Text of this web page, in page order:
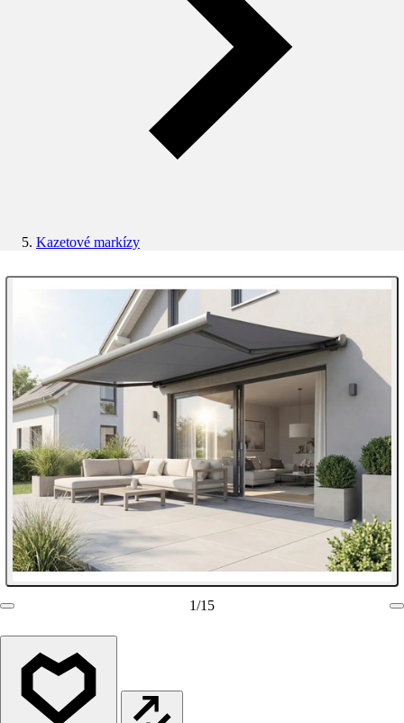
Kazetové markízy
1/15